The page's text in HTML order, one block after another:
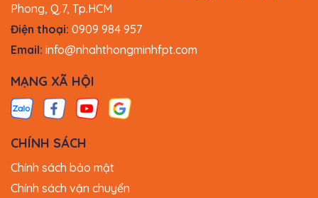
Phong, Q.7, Tp.HCM
Điện thoại: 0909 984 957
Email: info@nhahthongminhfpt.com
MẠNG XÃ HỘI
CHÍNH SÁCH
Chính sách bảo mật
Chính sách vận chuyển